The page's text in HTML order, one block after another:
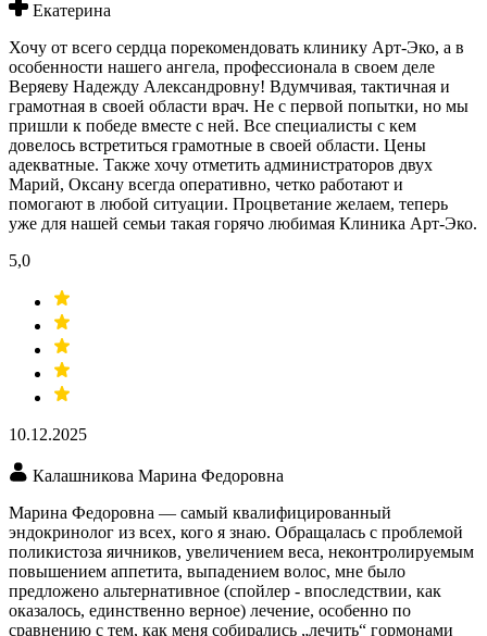
Екатерина
Хочу от всего сердца порекомендовать клинику Арт-Эко, а в
особенности нашего ангела, профессионала в своем деле
Веряеву Надежду Александровну! Вдумчивая, тактичная и
грамотная в своей области врач. Не с первой попытки, но мы
пришли к победе вместе с ней. Все специалисты с кем
довелось встретиться грамотные в своей области. Цены
адекватные. Также хочу отметить администраторов двух
Марий, Оксану всегда оперативно, четко работают и
помогают в любой ситуации. Процветание желаем, теперь
уже для нашей семьи такая горячо любимая Клиника Арт-Эко.
5,0
10.12.2025
Калашникова Марина Федоровна
Марина Федоровна — самый квалифицированный
эндокринолог из всех, кого я знаю. Обращалась с проблемой
поликистоза яичников, увеличением веса, неконтролируемым
повышением аппетита, выпадением волос, мне было
предложено альтернативное (спойлер - впоследствии, как
оказалось, единственно верное) лечение, особенно по
сравнению с тем, как меня собирались „лечить“ гормонами